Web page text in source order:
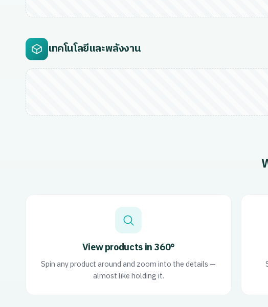
เทคโนโลยีและพลังงาน
View products in 360°
Spin any product around and zoom into the details —
almost like holding it.